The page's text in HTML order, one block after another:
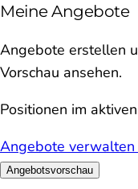
Meine Angebote
Angebote erstellen
Vorschau ansehen.
Positionen im
Angebote verwalten
Angebotsvorschau